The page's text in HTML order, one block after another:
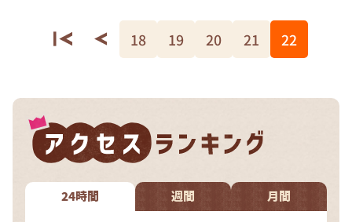
18 19 20 21 22
24時間 週間 月間